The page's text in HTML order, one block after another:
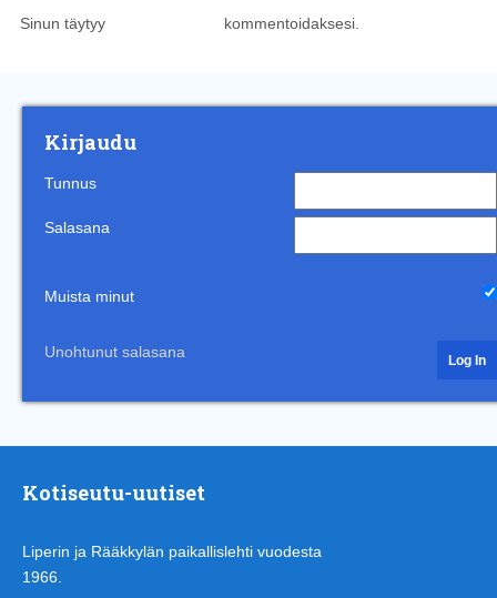
Sinun täytyy kommentoidaksesi.
Kirjaudu
Tunnus
Salasana
Muista minut
Unohtunut salasana
Kotiseutu-uutiset
Liperin ja Rääkkylän paikallislehti vuodesta
1966.